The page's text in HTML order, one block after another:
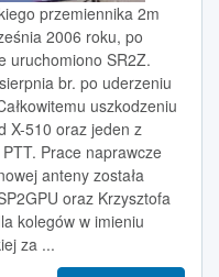
przemiennika 2m
2006 roku, po
uruchomiono SR2Z.
br. po uderzeniu
uszkodzeniu
X-510 oraz jeden z
Prace naprawcze
anteny została
oraz Krzysztofa
kolegów w imieniu
za ...